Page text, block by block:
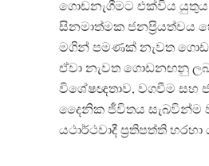
ගොඩනැගීමට එක්විය
සිනමාත්මක ජනප්‍රියත්වය
මගින් පමණක් නැවත
ඒවා නැවත ගොඩනඟනු
විශේෂඥතාව, වගවීම සහ
දෛනික ජීවිතය සැබවින්ම
යථාර්ථවාදී ප්‍රතිපත්ති හරහා